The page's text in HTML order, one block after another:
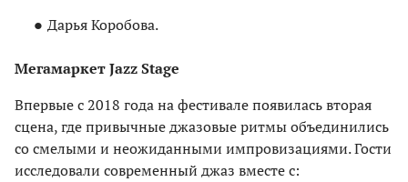
Дарья Коробова.
Мегамаркет Jazz Stage
Впервые с 2018 года на фестивале появилась вторая
сцена, где привычные джазовые ритмы объединились
со смелыми и неожиданными импровизациями. Гости
исследовали современный джаз вместе с: